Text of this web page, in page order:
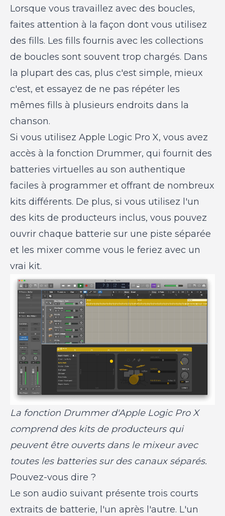
Lorsque vous travaillez avec des boucles,
faites attention à la façon dont vous utilisez
des fills. Les fills fournis avec les collections
de boucles sont souvent trop chargés. Dans
la plupart des cas, plus c'est simple, mieux
c'est, et essayez de ne pas répéter les
mêmes fills à plusieurs endroits dans la
chanson.
Si vous utilisez Apple Logic Pro X, vous avez
accès à la fonction Drummer, qui fournit des
batteries virtuelles au son authentique
faciles à programmer et offrant de nombreux
kits différents. De plus, si vous utilisez l'un
des kits de producteurs inclus, vous pouvez
ouvrir chaque batterie sur une piste séparée
et les mixer comme vous le feriez avec un
vrai kit.
La fonction Drummer d'Apple Logic Pro X
comprend des kits de producteurs qui
peuvent être ouverts dans le mixeur avec
toutes les batteries sur des canaux séparés.
Pouvez-vous dire ?
Le son audio suivant présente trois courts
extraits de batterie, l'un après l'autre. L'un